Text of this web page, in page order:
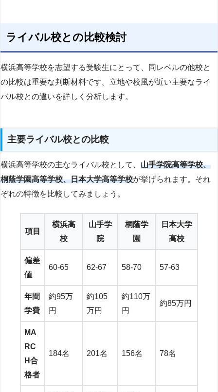
ライバル校との比較検討
横浜高等学校を志望する受験生にとって、同レベルの他校と
の比較は重要な判断材料です。立地や校風が近い主要なライ
バル校との違いを詳しく分析します。
主要ライバル校との比較
横浜高等学校の主なライバル校として、 山手学院高等学校、
桐蔭学園高等学校、日本大学高等学校が挙げられます。それ
ぞれの特徴を比較してみましょう。
項目
横浜高
校
山手学
院
桐蔭学
園
日本大学
高校
偏差
値
60-65 62-67 58-70 57-63
年間
学費
約95万
円
約105
万円
約110万
円
約85万円
MA
RC
H合
格者
184名 201名 156名 78名